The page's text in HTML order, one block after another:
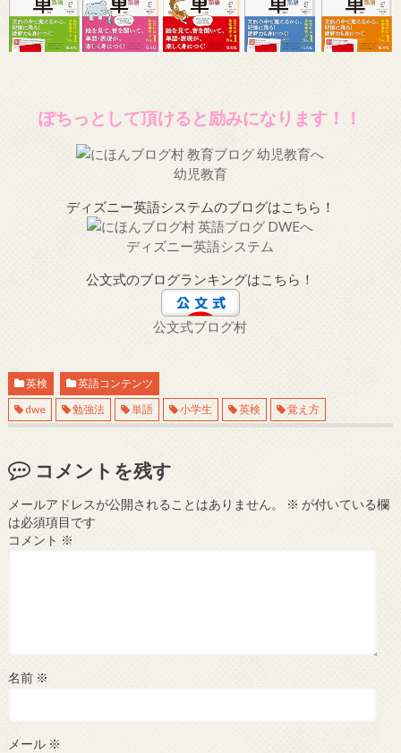
ぽちっとして頂けると励みになります！！
幼児教育
ディズニー英語システムのブログはこちら！
ディズニー英語システム
公文式のブログランキングはこちら！
公文式ブログ村
英検
英語コンテンツ
dwe
勉強法 単語 小学生 英検 覚え方
コメントを残す
メールアドレスが公開されることはありません。 ※ が付いている欄
は必須項目です
コメント ※
名前 ※
メール ※